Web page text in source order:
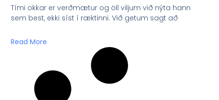
Tími okkar er verðmætur og öll viljum við nýta hann
sem best, ekki síst í ræktinni. Við getum sagt að
Read More